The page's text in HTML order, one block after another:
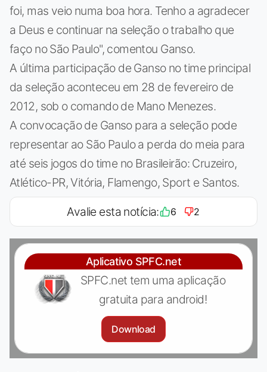
foi, mas veio numa boa hora. Tenho a agradecer
a Deus e continuar na seleção o trabalho que
faço no São Paulo", comentou Ganso.
A última participação de Ganso no time principal
da seleção aconteceu em 28 de fevereiro de
2012, sob o comando de Mano Menezes.
A convocação de Ganso para a seleção pode
representar ao São Paulo a perda do meia para
até seis jogos do time no Brasileirão: Cruzeiro,
Atlético-PR, Vitória, Flamengo, Sport e Santos.
Avalie esta notícia: 6 2
Aplicativo SPFC.net
SPFC.net tem uma aplicação
gratuita para android!
Download